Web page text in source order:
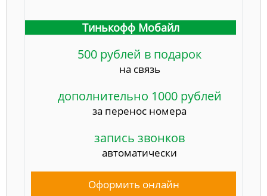
Тинькофф Мобайл
500 рублей в подарок
на связь
дополнительно 1000 рублей
за перенос номера
запись звонков
автоматически
Оформить онлайн